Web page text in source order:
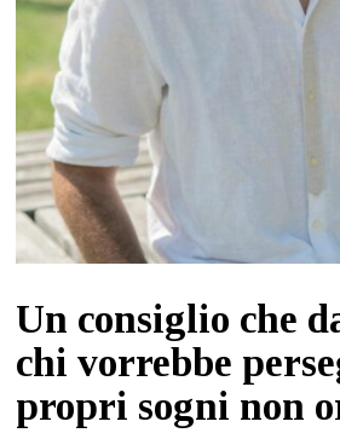
Un consiglio che
chi vorrebbe
propri sogni non